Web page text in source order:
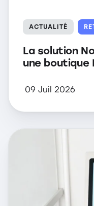
ACTUALITÉ
La solution
une boutique
09 Juil 2026